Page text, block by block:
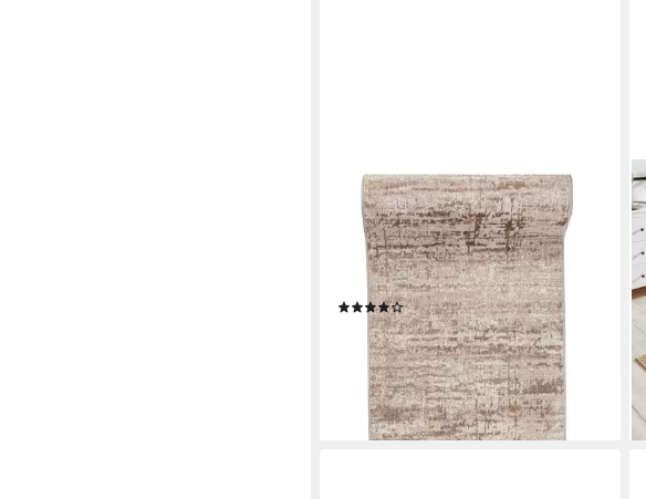
MAZOVIA
Läufer Läufer FlurLäufer Modern für
Vorzimmer Schlafzimmer - Abstrakt
Muster, 60 x 100 cm, Kurzflor,
Meterware
(10)
ab 13,99 € UVP62,99 €
-78%
lieferbar - in 6-7 Werktagen bei dir